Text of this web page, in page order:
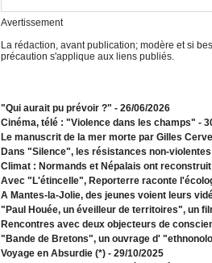
Avertissement
La rédaction, avant publication; modère et si
précaution s'applique aux liens publiés.
"Qui aurait pu prévoir ?" - 26/06/2026
Cinéma, télé : "Violence dans les champs" -
Le manuscrit de la mer morte par Gilles
Dans "Silence", les résistances non-
Climat : Normands et Népalais ont
Avec "L'étincelle", Reporterre raconte
A Mantes-la-Jolie, des jeunes voient leurs
"Paul Houée, un éveilleur de territoires", un
Rencontres avec deux objecteurs de
"Bande de Bretons", un ouvrage d'
Voyage en Absurdie (*) - 29/10/2025